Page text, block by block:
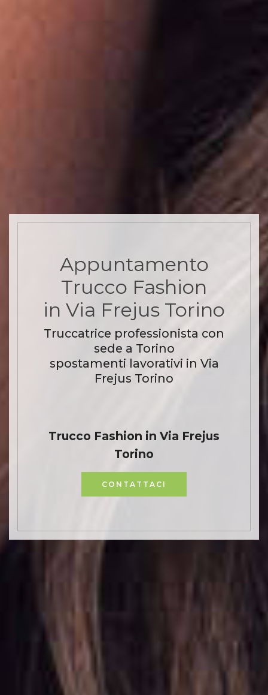
Appuntamento
Trucco Fashion
in Via Frejus Torino
Truccatrice professionista con
sede a Torino
spostamenti lavorativi in Via
Frejus Torino
Trucco Fashion in Via Frejus
Torino
CONTATTACI